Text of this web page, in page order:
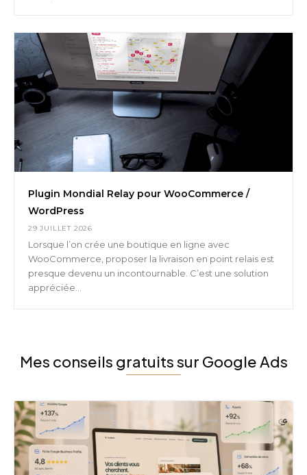
Plugin Mondial Relay pour WooCommerce /
WordPress
29 JUILLET 2026
Lorsque l’on crée une boutique en ligne avec
WooCommerce, proposer la livraison en point relais est
presque devenu un incontournable. C’est une solution
appréciée...
Mes conseils gratuits sur Google Ads